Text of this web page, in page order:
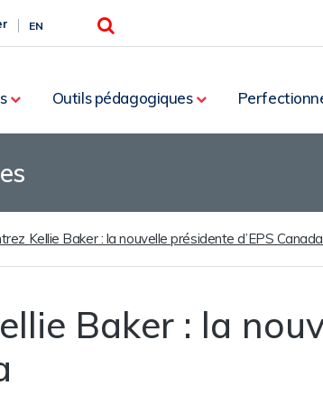
EN
Rechercher
Outils pédagogiques
Kellie Baker : la nouvelle présidente d’EPS Canada
Baker : la